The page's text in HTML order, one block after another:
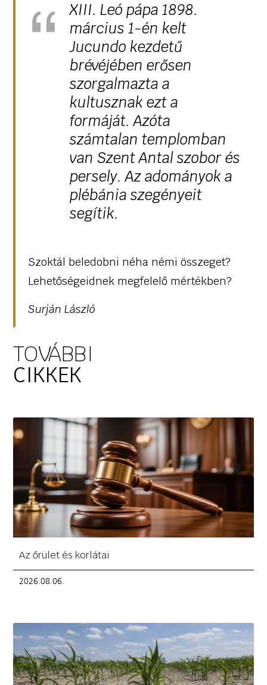
XIII. Leó pápa 1898.
március 1-én kelt
Jucundo kezdetű
brévéjében erősen
szorgalmazta a
kultusznak ezt a
formáját. Azóta
számtalan templomban
van Szent Antal szobor és
persely. Az adományok a
plébánia szegényeit
segítik.
Szoktál beledobni néha némi összeget?
Lehetőségeidnek megfelelő mértékben?
Surján László
TOVÁBBI
CIKKEK
Az őrület és korlátai
2026.08.06.